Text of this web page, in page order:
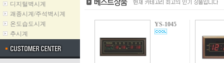
디지털벽시계
괘종시계/주석벽시계
온도습도시계
추시계
YS-1045